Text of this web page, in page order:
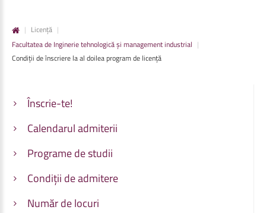
| Licență |
Facultatea de Inginerie tehnologică și management industrial |
Condiții de înscriere la al doilea program de licență
Înscrie-te!
Calendarul admiterii
Programe de studii
Condiții de admitere
Număr de locuri